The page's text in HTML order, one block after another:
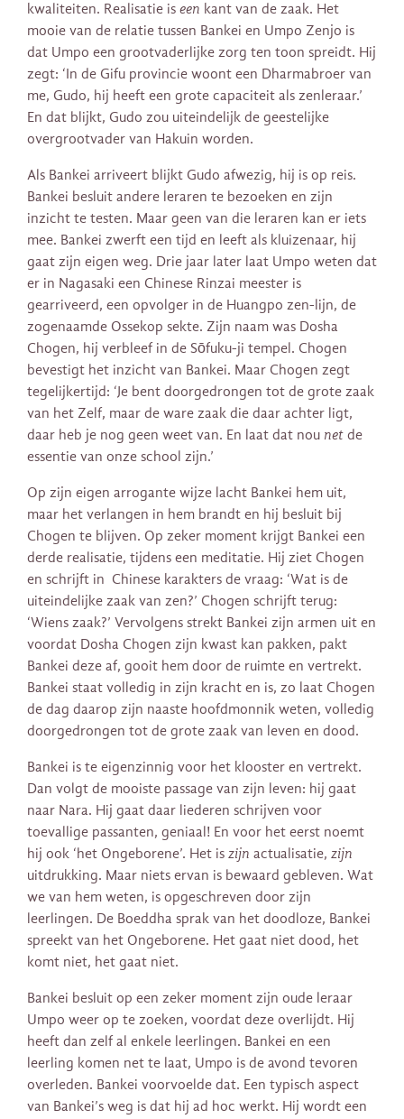
kwaliteiten. Realisatie is een kant van de zaak. Het
mooie van de relatie tussen Bankei en Umpo Zenjo is
dat Umpo een grootvaderlijke zorg ten toon spreidt. Hij
zegt: ‘In de Gifu provincie woont een Dharmabroer van
me, Gudo, hij heeft een grote capaciteit als zenleraar.’
En dat blijkt, Gudo zou uiteindelijk de geestelijke
overgrootvader van Hakuin worden.
Als Bankei arriveert blijkt Gudo afwezig, hij is op reis.
Bankei besluit andere leraren te bezoeken en zijn
inzicht te testen. Maar geen van die leraren kan er iets
mee. Bankei zwerft een tijd en leeft als kluizenaar, hij
gaat zijn eigen weg. Drie jaar later laat Umpo weten dat
er in Nagasaki een Chinese Rinzai meester is
gearriveerd, een opvolger in de Huangpo zen-lijn, de
zogenaamde Ossekop sekte. Zijn naam was Dosha
Chogen, hij verbleef in de Sōfuku-ji tempel. Chogen
bevestigt het inzicht van Bankei. Maar Chogen zegt
tegelijkertijd: ‘Je bent doorgedrongen tot de grote zaak
van het Zelf, maar de ware zaak die daar achter ligt,
daar heb je nog geen weet van. En laat dat nou net de
essentie van onze school zijn.’
Op zijn eigen arrogante wijze lacht Bankei hem uit,
maar het verlangen in hem brandt en hij besluit bij
Chogen te blijven. Op zeker moment krijgt Bankei een
derde realisatie, tijdens een meditatie. Hij ziet Chogen
en schrijft in Chinese karakters de vraag: ‘Wat is de
uiteindelijke zaak van zen?’ Chogen schrijft terug:
‘Wiens zaak?’ Vervolgens strekt Bankei zijn armen uit en
voordat Dosha Chogen zijn kwast kan pakken, pakt
Bankei deze af, gooit hem door de ruimte en vertrekt.
Bankei staat volledig in zijn kracht en is, zo laat Chogen
de dag daarop zijn naaste hoofdmonnik weten, volledig
doorgedrongen tot de grote zaak van leven en dood.
Bankei is te eigenzinnig voor het klooster en vertrekt.
Dan volgt de mooiste passage van zijn leven: hij gaat
naar Nara. Hij gaat daar liederen schrijven voor
toevallige passanten, geniaal! En voor het eerst noemt
hij ook ‘het Ongeborene’. Het is zijn actualisatie, zijn
uitdrukking. Maar niets ervan is bewaard gebleven. Wat
we van hem weten, is opgeschreven door zijn
leerlingen. De Boeddha sprak van het doodloze, Bankei
spreekt van het Ongeborene. Het gaat niet dood, het
komt niet, het gaat niet.
Bankei besluit op een zeker moment zijn oude leraar
Umpo weer op te zoeken, voordat deze overlijdt. Hij
heeft dan zelf al enkele leerlingen. Bankei en een
leerling komen net te laat, Umpo is de avond tevoren
overleden. Bankei voorvoelde dat. Een typisch aspect
van Bankei’s weg is dat hij ad hoc werkt. Hij wordt een